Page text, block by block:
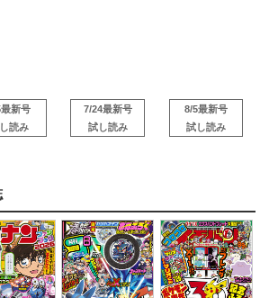
フラ
20日発売
最新号
＆FLOWER
毎月第2・第4金曜日発売
7/24最新号
毎月第1週水曜日配信
8/5最新号